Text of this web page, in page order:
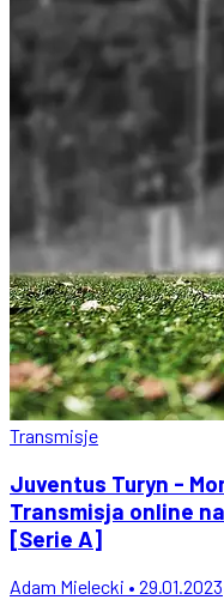
Transmisje
Juventus Turyn -
Transmisja online
[Serie A]
Adam Mielecki • 29.01.2023